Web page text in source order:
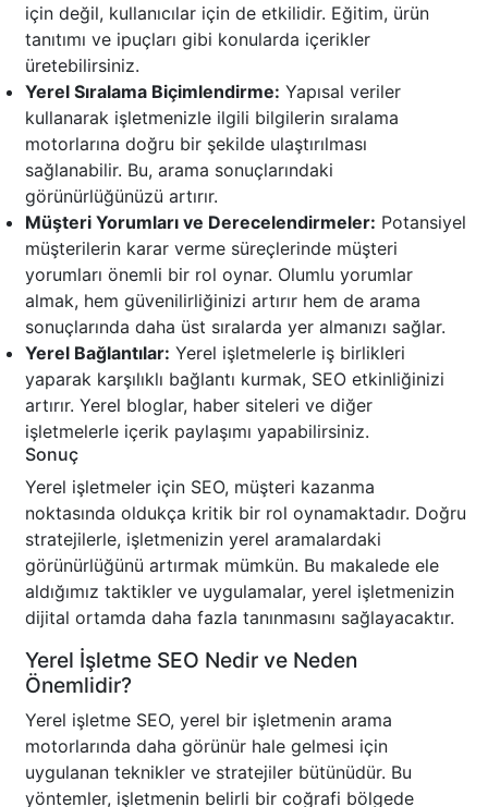
için değil, kullanıcılar için de etkilidir. Eğitim, ürün
tanıtımı ve ipuçları gibi konularda içerikler
üretebilirsiniz.
Yerel Sıralama Biçimlendirme: Yapısal veriler
kullanarak işletmenizle ilgili bilgilerin sıralama
motorlarına doğru bir şekilde ulaştırılması
sağlanabilir. Bu, arama sonuçlarındaki
görünürlüğünüzü artırır.
Müşteri Yorumları ve Derecelendirmeler: Potansiyel
müşterilerin karar verme süreçlerinde müşteri
yorumları önemli bir rol oynar. Olumlu yorumlar
almak, hem güvenilirliğinizi artırır hem de arama
sonuçlarında daha üst sıralarda yer almanızı sağlar.
Yerel Bağlantılar: Yerel işletmelerle iş birlikleri
yaparak karşılıklı bağlantı kurmak, SEO etkinliğinizi
artırır. Yerel bloglar, haber siteleri ve diğer
işletmelerle içerik paylaşımı yapabilirsiniz.
Sonuç
Yerel işletmeler için SEO, müşteri kazanma
noktasında oldukça kritik bir rol oynamaktadır. Doğru
stratejilerle, işletmenizin yerel aramalardaki
görünürlüğünü artırmak mümkün. Bu makalede ele
aldığımız taktikler ve uygulamalar, yerel işletmenizin
dijital ortamda daha fazla tanınmasını sağlayacaktır.
Yerel İşletme SEO Nedir ve Neden
Önemlidir?
Yerel işletme SEO, yerel bir işletmenin arama
motorlarında daha görünür hale gelmesi için
uygulanan teknikler ve stratejiler bütünüdür. Bu
yöntemler, işletmenin belirli bir coğrafi bölgede